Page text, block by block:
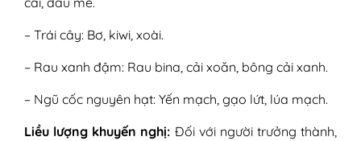
– Trái cây: Bơ, kiwi, xoài.
– Rau xanh đậm: Rau bina, cải xoăn, bông cải xanh.
– Ngũ cốc nguyên hạt: Yến mạch, gạo lứt, lúa mạch.
Liều lượng khuyến nghị: Đối với người trưởng thành,